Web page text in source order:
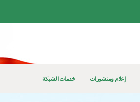
إعلام ومنشورات خدمات الشبكة